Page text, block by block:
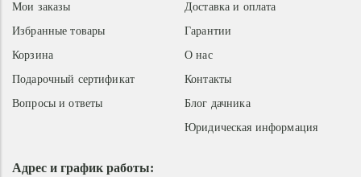
Адрес и график работы:
Доставка и оплата
Гарантии
О нас
Контакты
Блог дачника
Юридическая информация
Мои заказы
Избранные товары
Корзина
Подарочный сертификат
Вопросы и ответы